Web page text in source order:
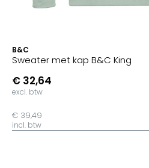
B&C
Sweater met kap B&C King
€ 32,64
excl. btw
€ 39,49
incl. btw